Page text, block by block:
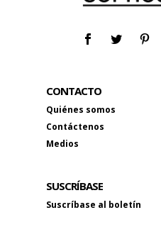
CONTACTO
Quiénes somos
Contáctenos
Medios
SUSCRÍBASE
Suscríbase al boletín